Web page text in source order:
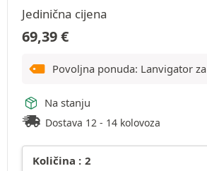
Jedinična cijena
69,39€
Povoljna ponuda: Lanvigator za
Na stanju
Dostava 12 - 14 kolovoza